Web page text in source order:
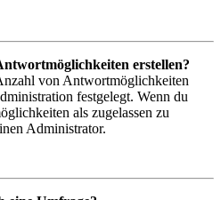
erstellen?
von Antwortmöglichkeiten
festgelegt. Wenn du
als zugelassen zu
Administrator.